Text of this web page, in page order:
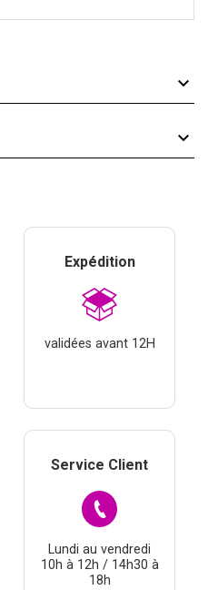
Expédition
validées avant 12H
Service Client
Lundi au vendredi
10h à 12h / 14h30 à
18h